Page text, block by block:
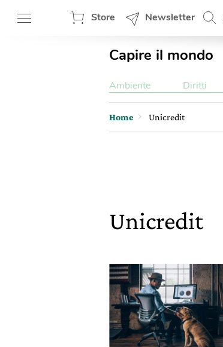
Store Newsletter
Capire il mondo
Ambiente Diritti
Home Unicredit
Unicredit